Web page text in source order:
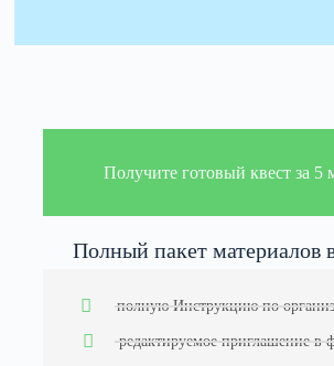
Получите готовый квест за 5
Полный пакет материалов
полную Инструкцию по
редактируемое приглашение в